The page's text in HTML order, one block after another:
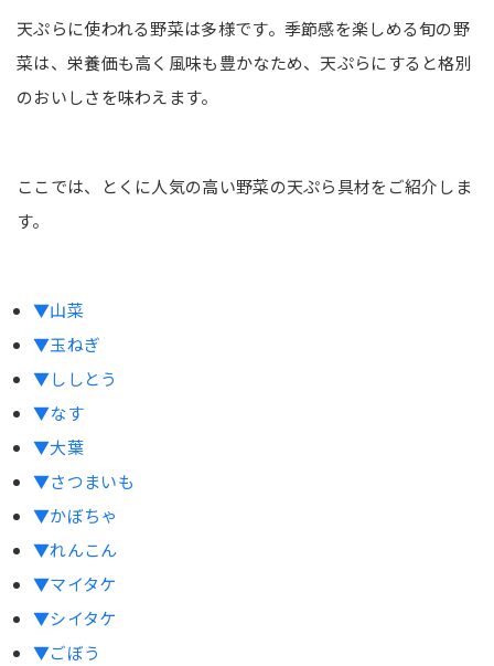
えび
キス
イカ
ちくわ
牛肉
【野菜】天ぷらの変わり種具材5選
アボカド
とうもろこし
ミニトマト
かぶ
【魚介】天ぷらの変わり種具材5選
天ぷらに使われる野菜は多様です。季節感を楽しめる旬の野
菜は、栄養価も高く風味も豊かなため、天ぷらにすると格別
のおいしさを味わえます。
ここでは、とくに人気の高い野菜の天ぷら具材をご紹介しま
す。
▼山菜
▼玉ねぎ
▼ししとう
▼なす
▼大葉
▼さつまいも
▼かぼちゃ
▼れんこん
▼マイタケ
▼シイタケ
▼ごぼう